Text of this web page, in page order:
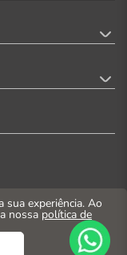
sua experiência. Ao
nossapolítica de